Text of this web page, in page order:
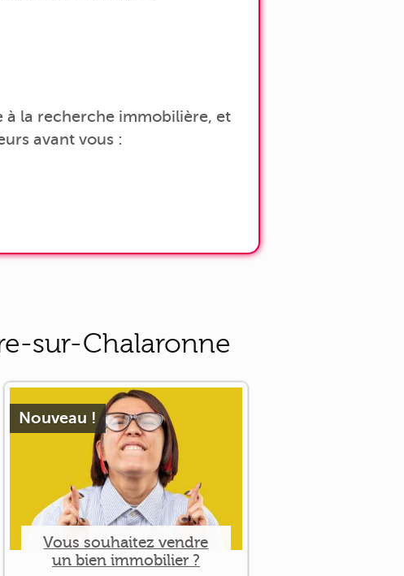
la recherche immobilière, et
avant vous :
sur-Chalaronne
Nouveau !
Vous souhaitez vendre
un bien immobilier ?